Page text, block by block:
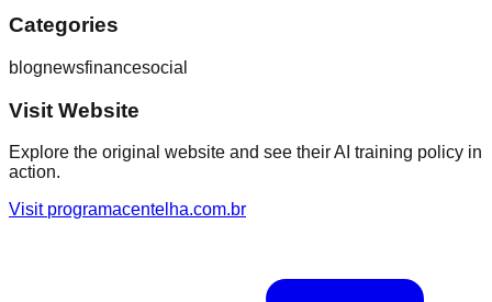
Categories
blognewsfinancesocial
Visit Website
Explore the original website and see their AI training policy in
action.
Visit programacentelha.com.br